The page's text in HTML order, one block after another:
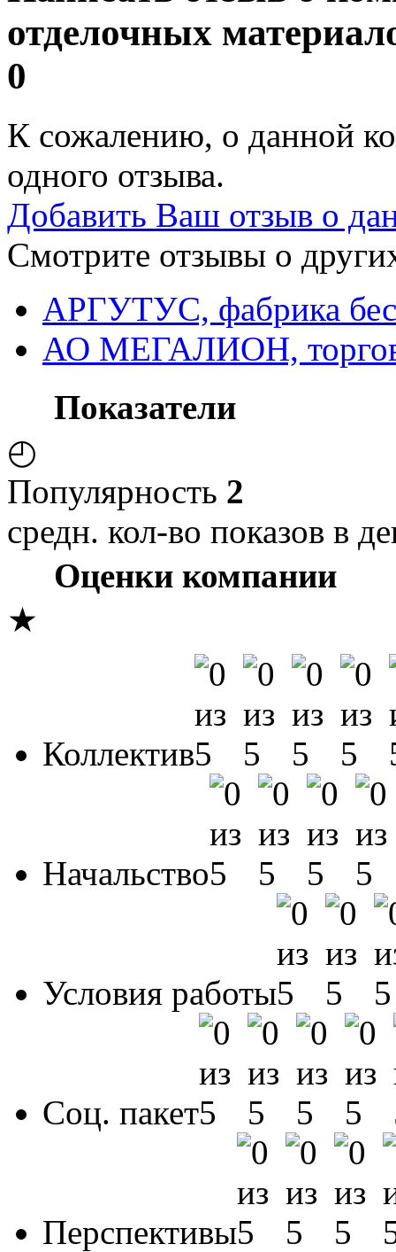
отделочных
0
К сожалению, о данной
одного отзыва.
Добавить Ваш отзыв о
Смотрите отзывы о
АРГУТУС, фабрика
АО МЕГАЛИОН,
Показатели
◴
Популярность 2
средн. кол-во показов в
Оценки компании
★
Коллектив
Начальство
Условия работы
Соц. пакет
Перспективы